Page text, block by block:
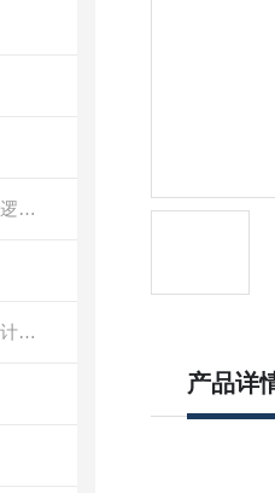
延迟、门和延迟发生器、逻辑模块和线性门
计数器、定时器、计数率计和多通道定标器（MCS）
产品详